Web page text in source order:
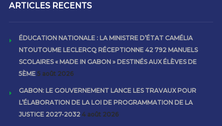
ARTICLES RECENTS
ÉDUCATION NATIONALE : LA MINISTRE D’ÉTAT CAMÉLIA
NTOUTOUME LECLERCQ RÉCEPTIONNE 42 792 MANUELS
SCOLAIRES « MADE IN GABON » DESTINÉS AUX ÉLÈVES DE
5ÈME 5 août 2026
GABON: LE GOUVERNEMENT LANCE LES TRAVAUX POUR
L’ÉLABORATION DE LA LOI DE PROGRAMMATION DE LA
JUSTICE 2027-2032 4 août 2026